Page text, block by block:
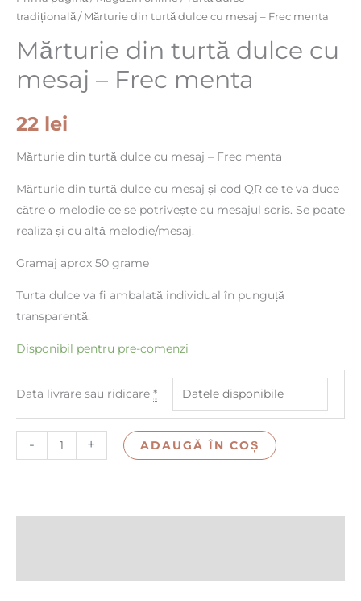
tradițională / Mărturie din turtă dulce cu mesaj – Frec menta
Mărturie din turtă dulce cu
mesaj – Frec menta
22 lei
Mărturie din turtă dulce cu mesaj – Frec menta
Mărturie din turtă dulce cu mesaj și cod QR ce te va duce
către o melodie ce se potrivește cu mesajul scris. Se poate
realiza și cu altă melodie/mesaj.
Gramaj aprox 50 grame
Turta dulce va fi ambalată individual în punguță
transparentă.
Disponibil pentru pre-comenzi
Data livrare sau ridicare *
-
turtă
dulce
cu
mesaj
Frec
+ ADAUGĂ ÎN COȘ